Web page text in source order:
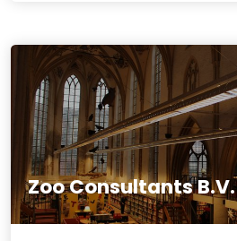
Zoo Consultants B.V.